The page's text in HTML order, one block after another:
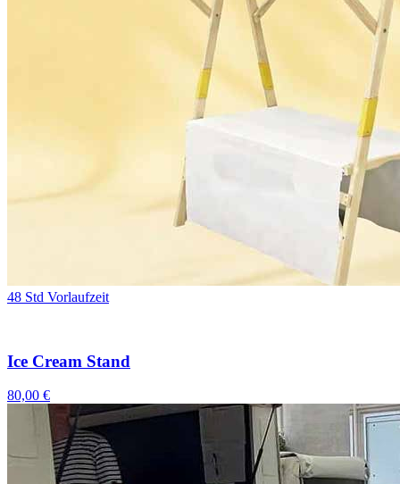
48 Std Vorlaufzeit
Ice Cream Stand
80,00 €